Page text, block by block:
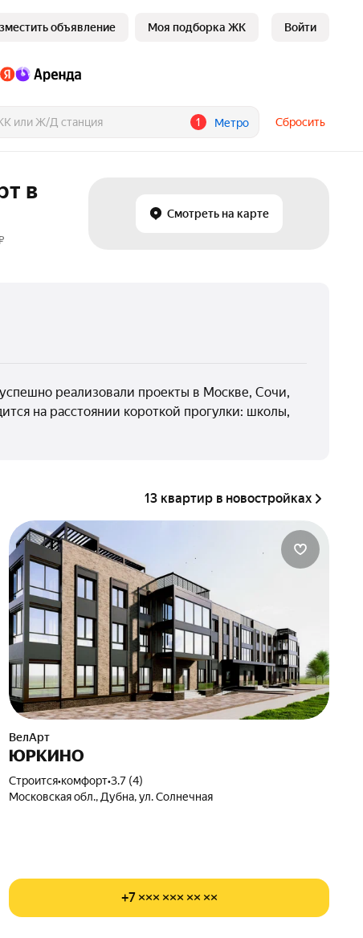
объявление Моя подборка ЖК Войти
1 Метро Сбросить
в
Смотреть на карте
реализовали проекты в Москве, Сочи,
на расстоянии короткой прогулки: школы,
13 квартир в новостройках
ВелАрт
ЮРКИНО
Строится•комфорт•3.7 (4)
Московская обл., Дубна, ул. Солнечная
+7 ××× ××× ×× ××